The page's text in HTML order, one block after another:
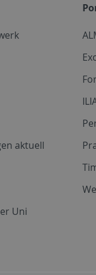
aktuell
Uni